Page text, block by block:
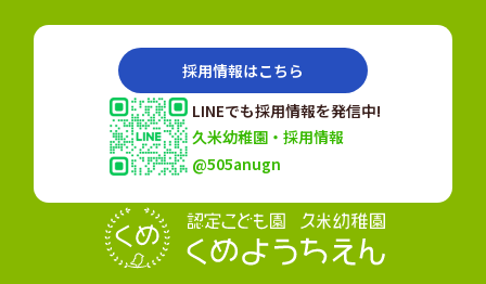
採用情報はこちら
LINEでも採用情報を発信中!
久米幼稚園・採用情報
@505anugn